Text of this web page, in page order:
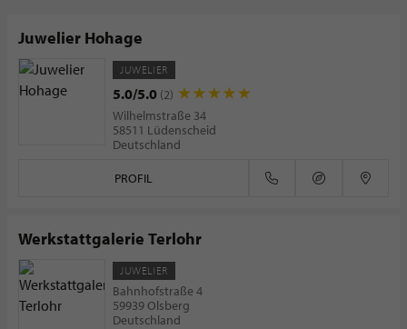
Patek Philippe: Streben nach Perfektion
Juwelier Hohage
JUWELIER
5.0/5.0 (2)
Wilhelmstraße 34
58511 Lüdenscheid
Deutschland
PROFIL
Werkstattgalerie Terlohr
JUWELIER
Bahnhofstraße 4
59939 Olsberg
Deutschland